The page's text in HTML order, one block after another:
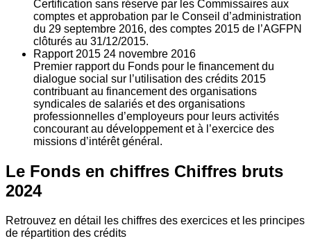
Certification sans réserve par les Commissaires aux
comptes et approbation par le Conseil d’administration
du 29 septembre 2016, des comptes 2015 de l’AGFPN
clôturés au 31/12/2015.
Rapport 2015 24 novembre 2016
Premier rapport du Fonds pour le financement du
dialogue social sur l’utilisation des crédits 2015
contribuant au financement des organisations
syndicales de salariés et des organisations
professionnelles d’employeurs pour leurs activités
concourant au développement et à l’exercice des
missions d’intérêt général.
Le Fonds en chiffres Chiffres bruts
2024
Retrouvez en détail les chiffres des exercices et les principes
de répartition des crédits